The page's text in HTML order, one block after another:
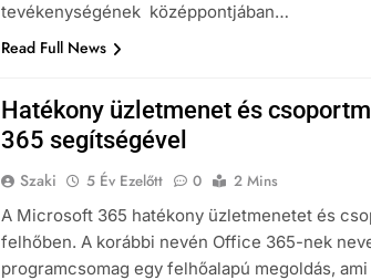
tevékenységének középpontjában…
Read Full News
Hatékony üzletmenet és
365 segítségével
Szaki 5 Év Ezelőtt 0
2 Mins
A Microsoft 365 hatékony üzletmenetet és
felhőben. A korábbi nevén Office 365-nek
programcsomag egy felhőalapú megoldás,